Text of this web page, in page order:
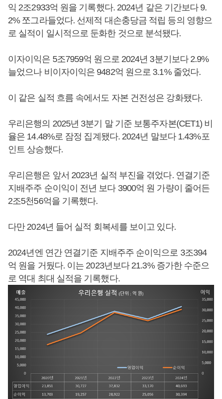
익 2조2933억 원을 기록했다. 2024년 같은 기간보다 9.
2% 쪼그라들었다. 선제적 대손충당금 적립 등의 영향으
로 실적이 일시적으로 둔화한 것으로 분석됐다.
이자이익은 5조7959억 원으로 2024년 3분기보다 2.9%
늘었으나 비이자이익은 9482억 원으로 3.1% 줄었다.
이 같은 실적 흐름 속에서도 자본 건전성은 강화됐다.
우리은행의 2025년 3분기 말 기준 보통주자본(CET1) 비
율은 14.48%로 잠정 집계됐다. 2024년 말보다 1.43%포
인트 상승했다.
우리은행은 앞서 2023년 실적 부진을 겪었다. 연결기준
지배주주 순이익이 전년 보다 3900억 원 가량이 줄어든
2조5천56억을 기록했다.
다만 2024년 들어 실적 회복세를 보이고 있다.
2024년엔 연간 연결기준 지배주주 순이익으로 3조394
억 원을 거뒀다. 이는 2023년보다 21.3% 증가한 수준으
로 역대 최대 실적을 기록했다.